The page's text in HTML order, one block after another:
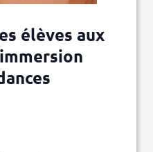
élèves aux